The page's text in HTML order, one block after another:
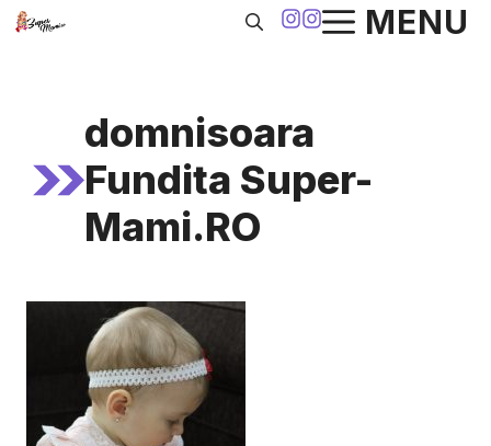
Sari
MENU
domnisoara
Fundita Super-
Mami.RO